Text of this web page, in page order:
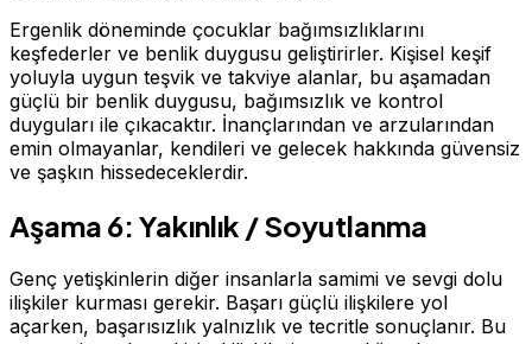
Ergenlik döneminde çocuklar bağımsızlıklarını
keşfederler ve benlik duygusu geliştirirler. Kişisel keşif
yoluyla uygun teşvik ve takviye alanlar, bu aşamadan
güçlü bir benlik duygusu, bağımsızlık ve kontrol
duyguları ile çıkacaktır. İnançlarından ve arzularından
emin olmayanlar, kendileri ve gelecek hakkında güvensiz
ve şaşkın hissedeceklerdir.
Aşama 6: Yakınlık / Soyutlanma
Genç yetişkinlerin diğer insanlarla samimi ve sevgi dolu
ilişkiler kurması gerekir. Başarı güçlü ilişkilere yol
açarken, başarısızlık yalnızlık ve tecritle sonuçlanır. Bu